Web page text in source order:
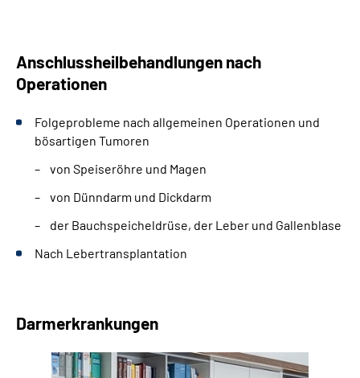
Anschlussheilbehandlungen nach
Operationen
Folgeprobleme nach allgemeinen Operationen und
bösartigen Tumoren
von Speiseröhre und Magen
von Dünndarm und Dickdarm
der Bauchspeicheldrüse, der Leber und Gallenblase
Nach Lebertransplantation
Darmerkrankungen